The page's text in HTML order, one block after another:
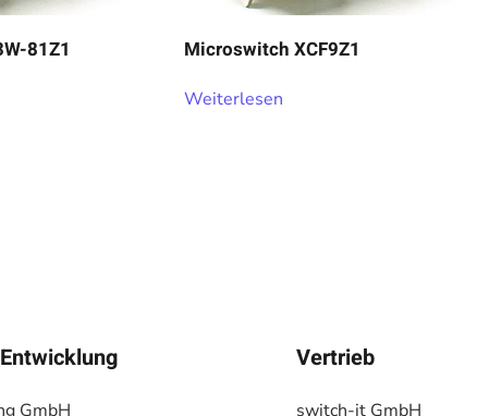
81Z1 Microswitch XCF9Z1
Weiterlesen
GmbH
Vertrieb
switch-it GmbH